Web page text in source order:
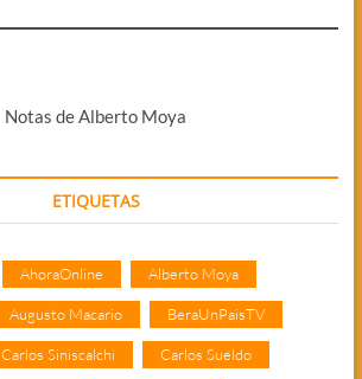
Notas de Alberto Moya
ETIQUETAS
AhoraOnline Alberto Moya
Augusto Macario BeraUnPaisTV
Carlos Siniscalchi Carlos Sueldo